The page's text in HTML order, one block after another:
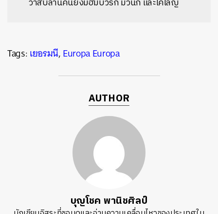
ว่าสิบล้านคนยังมีฮัมบวร์ก มิวนิก และโคโลญ
Tags:เยอรมนี,Europa Europa
AUTHOR
บุญโชค พานิชศิลป์